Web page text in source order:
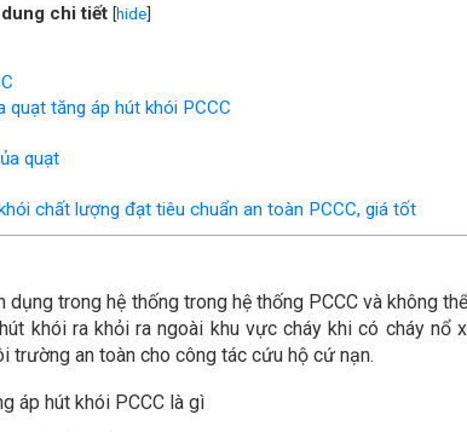
chi tiết [hide]
quạt tăng áp hút khói PCCC
quạt
chất lượng đạt tiêu chuẩn an toàn PCCC, giá tốt
trong hệ thống trong hệ thống PCCC và không
khói ra khỏi ra ngoài khu vực cháy khi có cháy nổ
trường an toàn cho công tác cứu hộ cứ nạn.